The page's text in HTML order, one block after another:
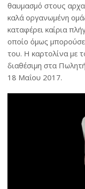
θαυμασμό στους
καλά οργανωμένη
καταφέρει καίρια
οποίο όμως
του. Η καρτολίνα με
διαθέσιμη στα
18 Μαΐου 2017.